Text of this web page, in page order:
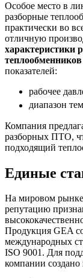
Особое место в
разборные
практически во
отличную
характеристики
теплообменников
показателей:
рабочее
диапазон
Компания
разборных ПТО,
подходящий
Единые
На мировом рынке
репутацию
Продукция GEA
международных
ISO 9001. Для
компании создано